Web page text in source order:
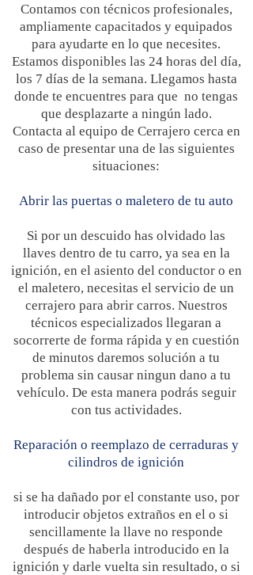
Contamos con técnicos profesionales,
ampliamente capacitados y equipados
para ayudarte en lo que necesites.
Estamos disponibles las 24 horas del día,
los 7 días de la semana. Llegamos hasta
donde te encuentres para que no tengas
que desplazarte a ningún lado.
Contacta al equipo de Cerrajero cerca en
caso de presentar una de las siguientes
situaciones:
Abrir las puertas o maletero de tu auto
Si por un descuido has olvidado las
llaves dentro de tu carro, ya sea en la
ignición, en el asiento del conductor o en
el maletero, necesitas el servicio de un
cerrajero para abrir carros. Nuestros
técnicos especializados llegaran a
socorrerte de forma rápida y en cuestión
de minutos daremos solución a tu
problema sin causar ningun dano a tu
vehículo. De esta manera podrás seguir
con tus actividades.
Reparación o reemplazo de cerraduras y
cilindros de ignición
si se ha dañado por el constante uso, por
introducir objetos extraños en el o si
sencillamente la llave no responde
después de haberla introducido en la
ignición y darle vuelta sin resultado, o si